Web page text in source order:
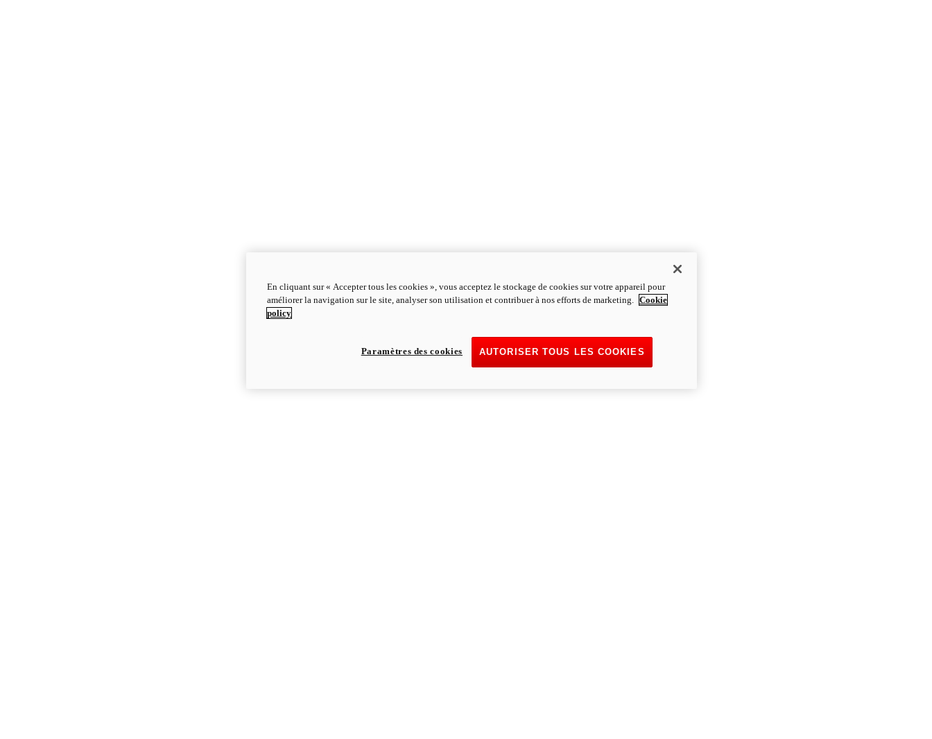
En cliquant sur « Accepter tous les cookies », vous acceptez le stockage de cookies sur votre appareil pour
améliorer la navigation sur le site, analyser son utilisation et contribuer à nos efforts de marketing. Cookie
policy
AUTORISER TOUS LES COOKIES
Paramètres des cookies